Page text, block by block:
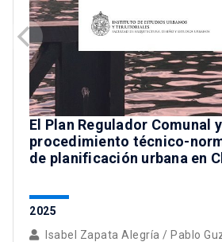
El Plan Regulador Comunal
procedimiento técnico-
de planificación urbana en
2025
Isabel Zapata Alegría / Pablo